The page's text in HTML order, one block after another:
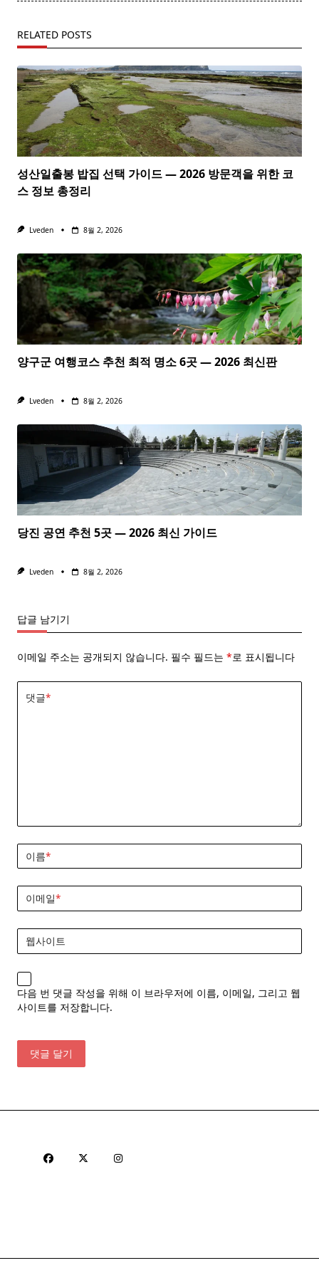
RELATED POSTS
성산일출봉 밥집 선택 가이드 — 2026 방문객을 위한 코
스 정보 총정리
Lveden 8월 2, 2026
양구군 여행코스 추천 최적 명소 6곳 — 2026 최신판
Lveden 8월 2, 2026
당진 공연 추천 5곳 — 2026 최신 가이드
Lveden 8월 2, 2026
답글 남기기
이메일 주소는 공개되지 않습니다. 필수 필드는 *로 표시됩니다
댓글*
이름*
이메일*
웹사이트
다음 번 댓글 작성을 위해 이 브라우저에 이름, 이메일, 그리고 웹
사이트를 저장합니다.